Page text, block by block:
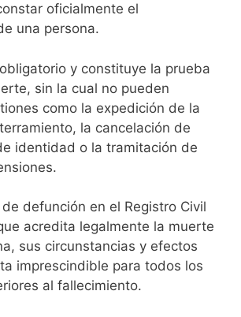
oficialmente el
una persona.
y constituye la prueba
sin la cual no pueden
como la expedición de la
la cancelación de
identidad o la tramitación de
defunción en el Registro Civil
acredita legalmente la muerte
sus circunstancias y efectos
imprescindible para todos los
al fallecimiento.